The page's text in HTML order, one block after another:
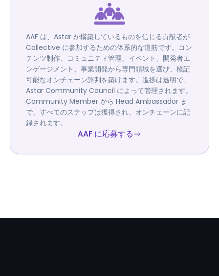
AAF は、Astar が構築しているものを信じる貢献者が
Collective に参加するための体系的な道筋です。コン
テンツ制作、コミュニティ管理、イベント、開発者エ
ンゲージメント、事業開発から専門領域を選び、検証
可能なオンチェーン評判を築けます。進捗は透明で、
Astar Community Council によって管理されます。
Community Member から Head Ambassador ま
で、すべてのステップは獲得され、オンチェーンに記
録されます。
AAF に応募する